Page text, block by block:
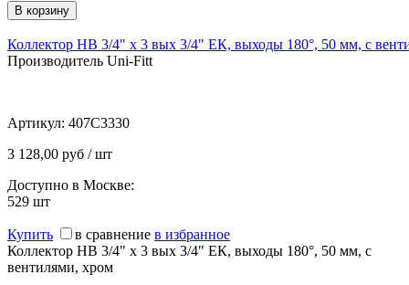
Коллектор НВ 3/4" х 3 вых 3/4" ЕК, выходы 180°, 50 мм, с
Производитель Uni-Fitt
Артикул: 407C3330
3 128,00 руб / шт
Доступно в Москве:
529 шт
Купить в сравнение в избранное
Коллектор НВ 3/4" х 3 вых 3/4" ЕК, выходы 180°, 50 мм, с
вентилями, хром